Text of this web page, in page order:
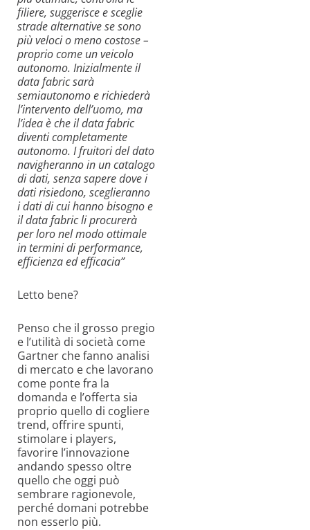
filiere, suggerisce e sceglie
strade alternative se sono
più veloci o meno costose –
proprio come un veicolo
autonomo. Inizialmente il
data fabric sarà
semiautonomo e richiederà
l’intervento dell’uomo, ma
l’idea è che il data fabric
diventi completamente
autonomo. I fruitori del dato
navigheranno in un catalogo
di dati, senza sapere dove i
dati risiedono, sceglieranno
i dati di cui hanno bisogno e
il data fabric li procurerà
per loro nel modo ottimale
in termini di performance,
efficienza ed efficacia”
Letto bene?
Penso che il grosso pregio
e l’utilità di società come
Gartner che fanno analisi
di mercato e che lavorano
come ponte fra la
domanda e l’offerta sia
proprio quello di cogliere
trend, offrire spunti,
stimolare i players,
favorire l’innovazione
andando spesso oltre
quello che oggi può
sembrare ragionevole,
perché domani potrebbe
non esserlo più.